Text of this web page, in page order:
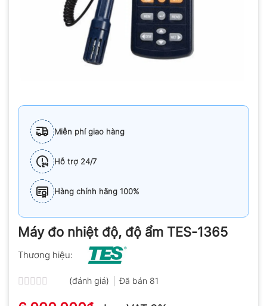
Miễn phí giao hàng
Hỗ trợ 24/7
Hàng chính hãng 100%
Máy đo nhiệt độ, độ ẩm TES-1365
Thương hiệu:
(đánh giá) Đã bán 81